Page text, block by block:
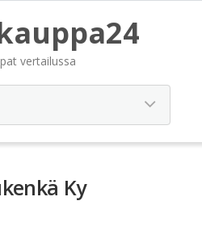
vertailussa
Ky